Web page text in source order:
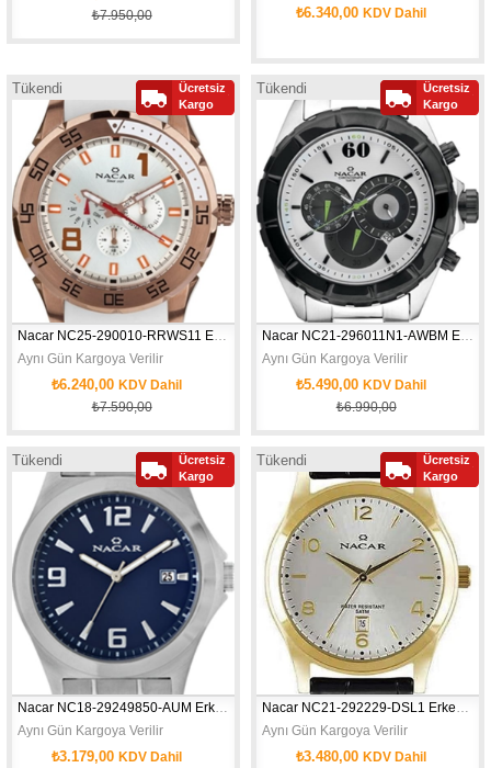
Gün, tarih ve saniye göstergeleriyle modern yaşamın temposuna uyum
₺7.950,00
₺6.340,00 KDV Dahil
Tükendi
Nacar NC25-290010-RRWS11 Erkek Kol Saati
Aynı Gün Kargoya Verilir
₺6.240,00 KDV Dahil
₺7.590,00
Ücretsiz
Kargo
Tükendi
Nacar NC21-296011N1-AWBM Erkek Kol Saati
Aynı Gün Kargoya Verilir
₺5.490,00 KDV Dahil
₺6.990,00
Ücretsiz
Kargo
Tükendi
Nacar NC18-29249850-AUM Erkek Kol Saati
Aynı Gün Kargoya Verilir
₺3.179,00 KDV Dahil
Ücretsiz
Kargo
Tükendi
Nacar NC21-292229-DSL1 Erkek Kol Saati
Aynı Gün Kargoya Verilir
₺3.480,00 KDV Dahil
Ücretsiz
Kargo